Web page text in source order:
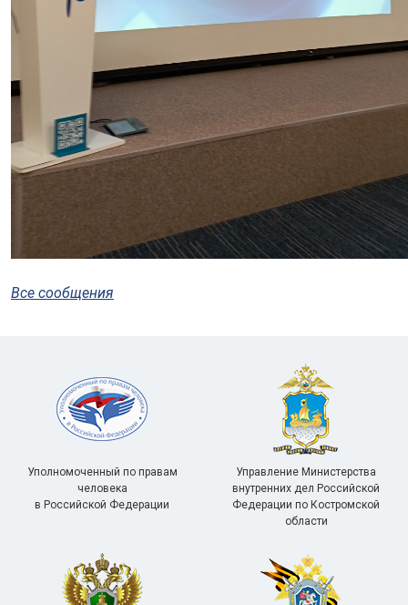
Все сообщения
Уполномоченный по правам
человека
в Российской Федерации
Управление Министерства
внутренних дел Российской
Федерации по Костромской
области